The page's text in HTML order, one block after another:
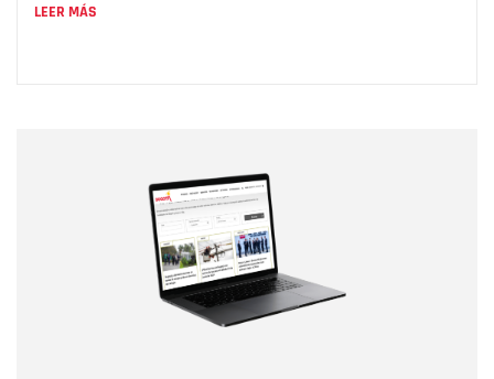
LEER MÁS
Correo electrónico
Tipo de comentario